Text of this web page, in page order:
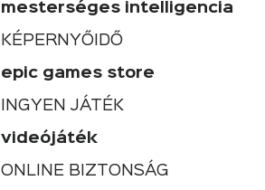
mesterséges intelligencia
KÉPERNYŐIDŐ
epic games store
INGYEN JÁTÉK
videójáték
ONLINE BIZTONSÁG